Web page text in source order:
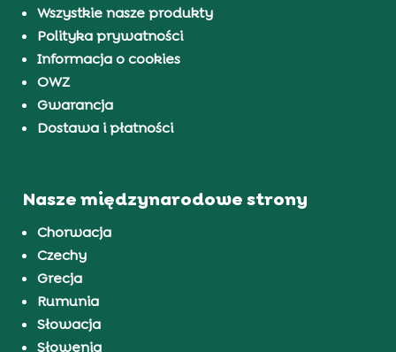
Wszystkie nasze produkty
Polityka prywatności
Informacja o cookies
OWZ
Gwarancja
Dostawa i płatności
Nasze międzynarodowe strony
Chorwacja
Czechy
Grecja
Rumunia
Słowacja
Słowenia